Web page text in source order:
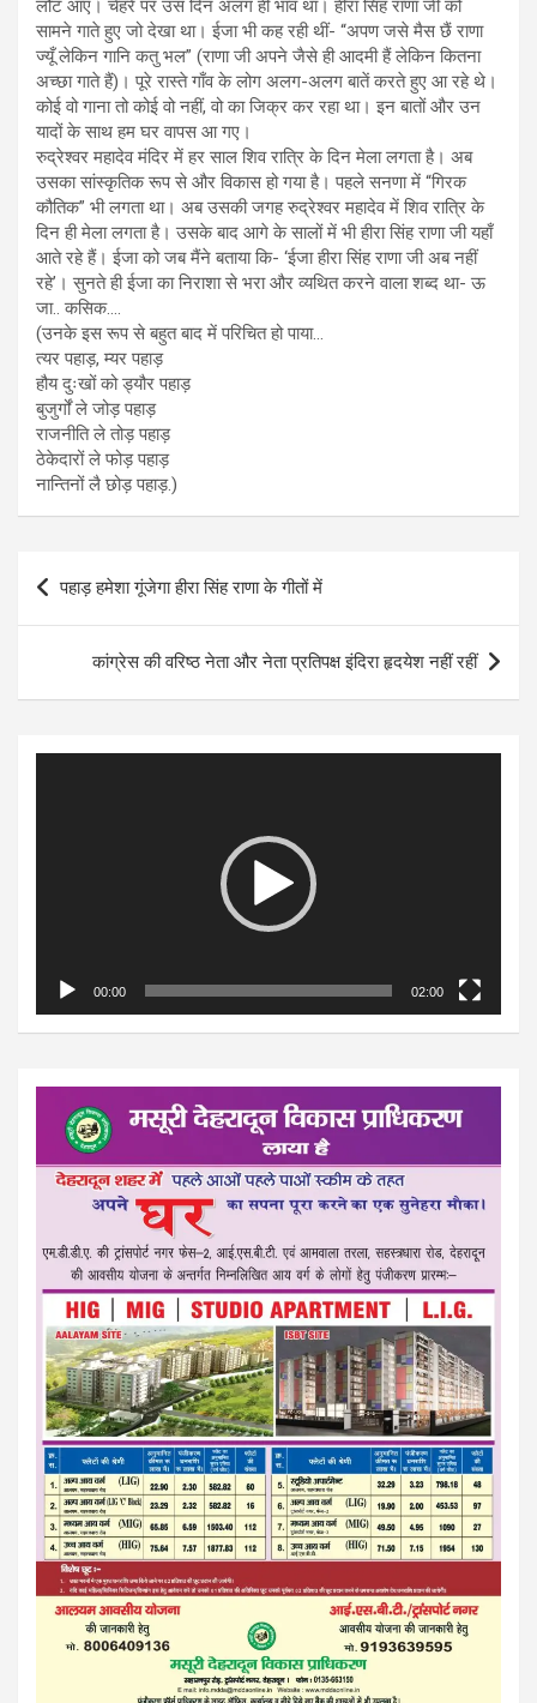
लौट आए। चेहरे पर उस दिन अलग ही भाव था। हीरा सिंह राणा जी को
सामने गाते हुए जो देखा था। ईजा भी कह रही थीं- “अपण जसे मैस छैं राणा
ज्यूँ लेकिन गानि कतु भल” (राणा जी अपने जैसे ही आदमी हैं लेकिन कितना
अच्छा गाते हैं)। पूरे रास्ते गाँव के लोग अलग-अलग बातें करते हुए आ रहे थे।
कोई वो गाना तो कोई वो नहीं, वो का जिक्र कर रहा था। इन बातों और उन
यादों के साथ हम घर वापस आ गए।
रुद्रेश्वर महादेव मंदिर में हर साल शिव रात्रि के दिन मेला लगता है। अब
उसका सांस्कृतिक रूप से और विकास हो गया है। पहले सनणा में “गिरक
कौतिक” भी लगता था। अब उसकी जगह रुद्रेश्वर महादेव में शिव रात्रि के
दिन ही मेला लगता है। उसके बाद आगे के सालों में भी हीरा सिंह राणा जी यहाँ
आते रहे हैं। ईजा को जब मैंने बताया कि- ‘ईजा हीरा सिंह राणा जी अब नहीं
रहे’। सुनते ही ईजा का निराशा से भरा और व्यथित करने वाला शब्द था- ऊ
जा.. कसिक….
(उनके इस रूप से बहुत बाद में परिचित हो पाया…
त्यर पहाड़, म्यर पहाड़
हौय दुःखों को ड्यौर पहाड़
बुजुर्गों ले जोड़ पहाड़
राजनीति ले तोड़ पहाड़
ठेकेदारों ले फोड़ पहाड़
नान्तिनों लै छोड़ पहाड़.)
Post
navigation
पहाड़ हमेशा गूंजेगा हीरा सिंह राणा के गीतों में
कांग्रेस की वरिष्ठ नेता और नेता प्रतिपक्ष इंदिरा हृदयेश नहीं रहीं
00:00 02:00